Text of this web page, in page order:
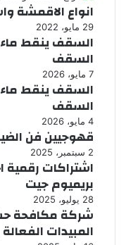
انواع الاقمشة
29 مايو، 2022
السقف ينقط ماء
السقف
7 مايو، 2026
السقف ينقط ماء
السقف
4 مايو، 2026
قهوجيين فن
2 سبتمبر، 2025
اشتراكات رقمية
بريميوم جيت
28 يوليو، 2025
شركة مكافحة
المبيدات